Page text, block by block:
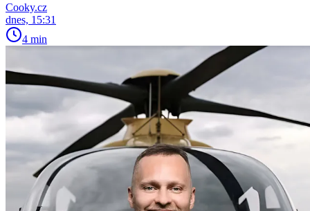
Cooky.cz
dnes, 15:31
4 min